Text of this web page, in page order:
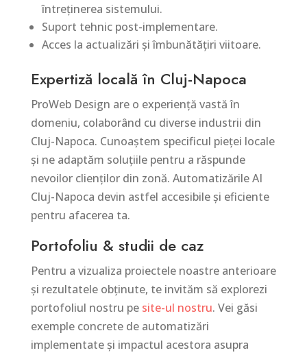
întreținerea sistemului.
Suport tehnic post-implementare.
Acces la actualizări și îmbunătățiri viitoare.
Expertiză locală în Cluj-Napoca
ProWeb Design are o experiență vastă în
domeniu, colaborând cu diverse industrii din
Cluj-Napoca. Cunoaștem specificul pieței locale
și ne adaptăm soluțiile pentru a răspunde
nevoilor clienților din zonă. Automatizările AI
Cluj-Napoca devin astfel accesibile și eficiente
pentru afacerea ta.
Portofoliu & studii de caz
Pentru a vizualiza proiectele noastre anterioare
și rezultatele obținute, te invităm să explorezi
portofoliul nostru pe site-ul nostru. Vei găsi
exemple concrete de automatizări
implementate și impactul acestora asupra